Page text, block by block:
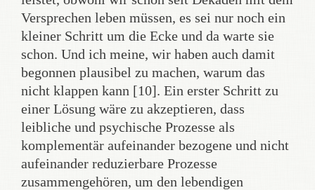
Versprechen leben müssen, es sei nur noch ein
kleiner Schritt um die Ecke und da warte sie
schon. Und ich meine, wir haben auch damit
begonnen plausibel zu machen, warum das
nicht klappen kann [10]. Ein erster Schritt zu
einer Lösung wäre zu akzeptieren, dass
leibliche und psychische Prozesse als
komplementär aufeinander bezogene und nicht
aufeinander reduzierbare Prozesse
zusammengehören, um den lebendigen